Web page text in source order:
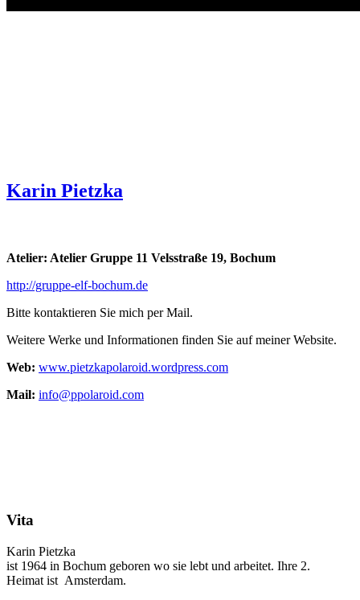
Karin Pietzka
Atelier: Atelier Gruppe 11 Velsstraße 19, Bochum
http://gruppe-elf-bochum.de
Bitte kontaktieren Sie mich per Mail.
Weitere Werke und Informationen finden Sie auf meiner Website.
Web: www.pietzkapolaroid.wordpress.com
Mail: info@ppolaroid.com
Vita
Karin Pietzka
ist 1964 in Bochum geboren wo sie lebt und arbeitet. Ihre 2.
Heimat ist Amsterdam.